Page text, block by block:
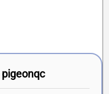
pigeonqc